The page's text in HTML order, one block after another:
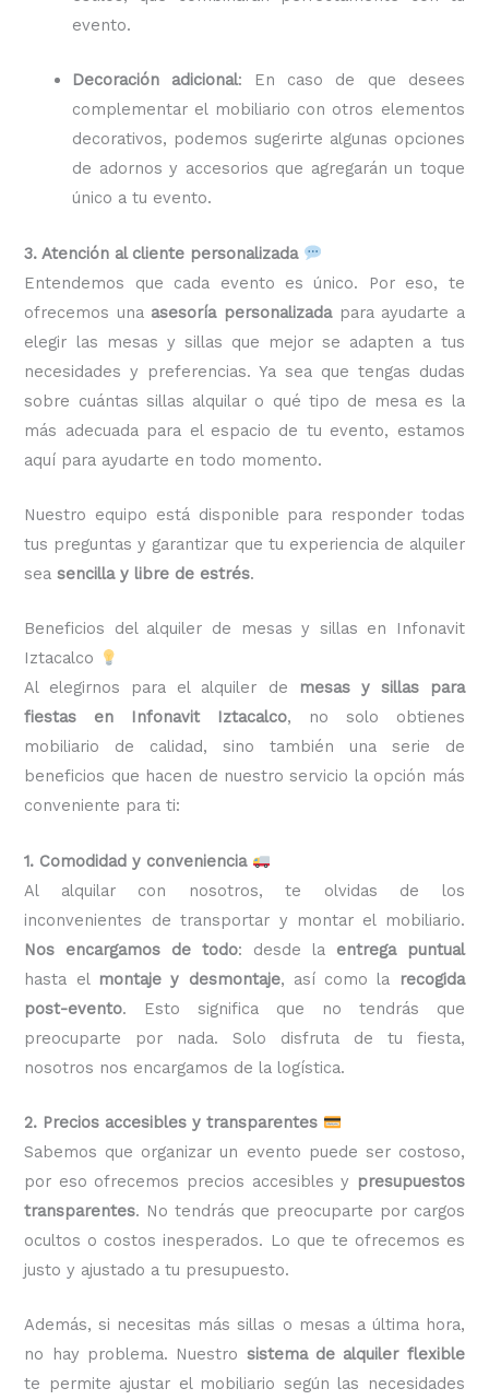
evento.
Decoración adicional: En caso de que desees
complementar el mobiliario con otros elementos
decorativos, podemos sugerirte algunas opciones
de adornos y accesorios que agregarán un toque
único a tu evento.
3. Atención al cliente personalizada
Entendemos que cada evento es único. Por eso, te
ofrecemos una asesoría personalizadapara ayudarte a
elegir las mesas y sillas que mejor se adapten a tus
necesidades y preferencias. Ya sea que tengas dudas
sobre cuántas sillas alquilar o qué tipo de mesa es la
más adecuada para el espacio de tu evento, estamos
aquí para ayudarte en todo momento.
Nuestro equipo está disponible para responder todas
tus preguntas y garantizar que tu experiencia de alquiler
seasencilla y libre de estrés.
Beneficios del alquiler de mesas y sillas en Infonavit
Iztacalco
Al elegirnos para el alquiler de
mesas y sillas para
fiestas en Infonavit Iztacalco, no solo obtienes
mobiliario de calidad, sino también una serie de
beneficios que hacen de nuestro servicio la opción más
conveniente para ti:
1. Comodidad y conveniencia
Al alquilar con nosotros, te olvidas de los
inconvenientes de transportar y montar el mobiliario.
Nos encargamos de todo: desde la entrega puntual
hasta el montaje y desmontaje, así como la
recogida
post-evento. Esto significa que no tendrás que
preocuparte por nada. Solo disfruta de tu fiesta,
nosotros nos encargamos de la logística.
2. Precios accesibles y transparentes
Sabemos que organizar un evento puede ser costoso,
por eso ofrecemos precios accesibles y presupuestos
transparentes. No tendrás que preocuparte por cargos
ocultos o costos inesperados. Lo que te ofrecemos es
justo y ajustado a tu presupuesto.
Además, si necesitas más sillas o mesas a última hora,
no hay problema. Nuestro sistema de alquiler flexible
te permite ajustar el mobiliario según las necesidades